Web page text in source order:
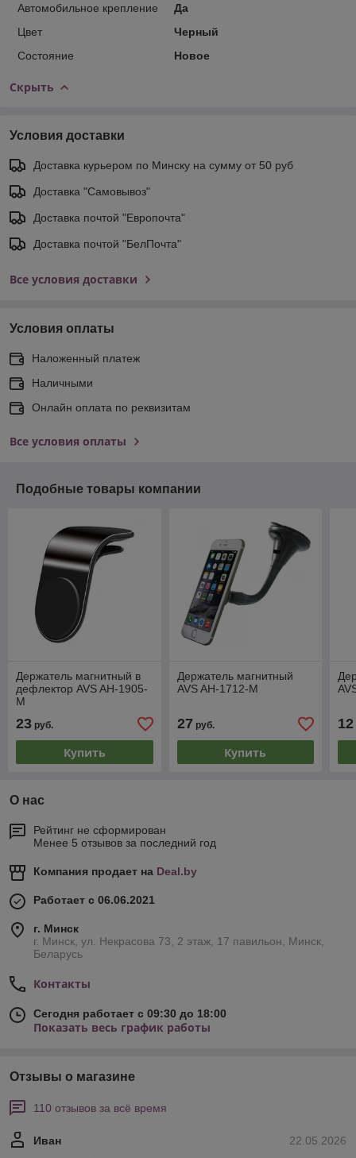
Автомобильное крепление
Да
Цвет
Черный
Состояние
Новое
Скрыть
Условия доставки
Доставка курьером по Минску на сумму от 50 руб
Доставка "Самовывоз"
Доставка почтой "Европочта"
Доставка почтой "БелПочта"
Все условия доставки
Условия оплаты
Наложенный платеж
Наличными
Онлайн оплата по реквизитам
Все условия оплаты
Подобные товары компании
Держатель магнитный в
дефлектор AVS AH-1905-
M
23 руб.
Купить
Держатель магнитный
AVS AH-1712-M
27 руб.
Купить
12
О нас
Рейтинг не сформирован
Менее 5 отзывов за последний год
Компания продает на Deal.by
Работает с 06.06.2021
г. Минск
г. Минск, ул. Некрасова 73, 2 этаж, 17 павильон, Минск,
Беларусь
Контакты
Сегодня работает с 09:30 до 18:00
Показать весь график работы
Отзывы о магазине
110 отзывов за всё время
22.05.2026
Иван